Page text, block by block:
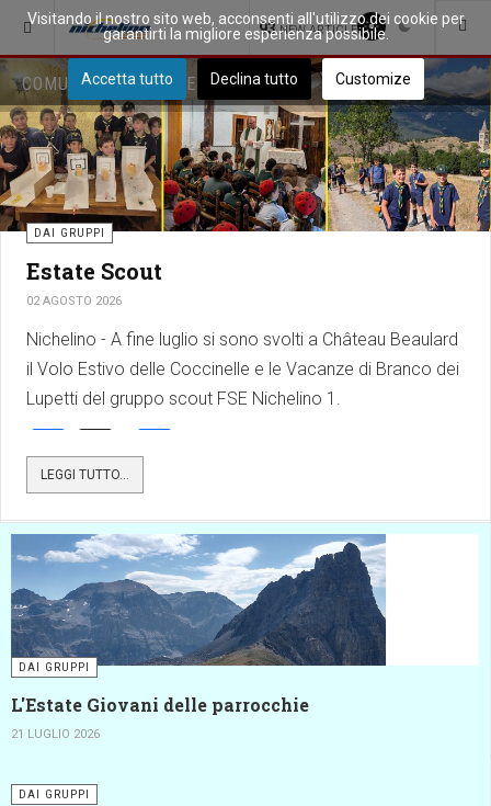
93 NEW ARTICLES
COMUNITÀ - IN EVIDENZA
DAI GRUPPI
Estate Scout
02 AGOSTO 2026
Nichelino - A fine luglio si sono svolti a Château Beaulard
il Volo Estivo delle Coccinelle e le Vacanze di Branco dei
Lupetti del gruppo scout FSE Nichelino 1.
Facebook
LEGGI TUTTO...
DAI GRUPPI
L'Estate Giovani delle parrocchie
21 LUGLIO 2026
DAI GRUPPI
Visitando il nostro sito web, acconsenti all'utilizzo dei cookie per
garantirti la migliore esperienza possibile.
Accetta tutto Declina tutto Customize